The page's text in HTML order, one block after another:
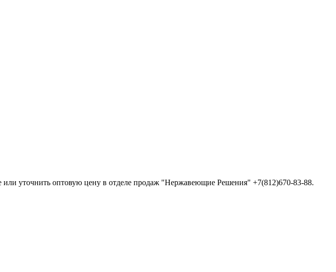
уточнить оптовую цену в отделе продаж "Нержавеющие Решения" +7(812)670-83-88.